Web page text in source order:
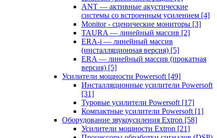
ANT — активные акустические
системы со встроенным усилением [4]
Monitor - сценические мониторы [3]
TAURA — линейный массив [2]
ERA-i — линейный массив
(инсталляционная версия) [5]
ERA — линейный массив (прокатная
версия) [5]
Усилители мощности Powersoft [49]
Инсталляционные усилители Powersoft
[31]
Туровые усилители Powersoft [17]
Компактные усилители Powersoft [1]
Оборудование звукоусиления Extron [58]
Усилители мощности Extron [21]